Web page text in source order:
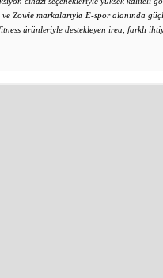
Zowie markalarıyla E-spor alanında
ürünleriyle destekleyen irea, farklı